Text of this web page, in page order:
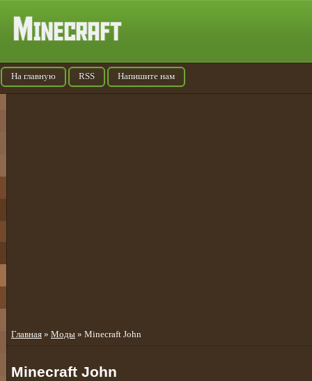
На главную RSS Напишите нам
Главная » Моды » Minecraft John
Minecraft John